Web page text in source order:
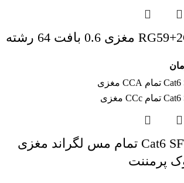
کابل شبکه Cat6 SFTP تمام مس لگراند مغزی